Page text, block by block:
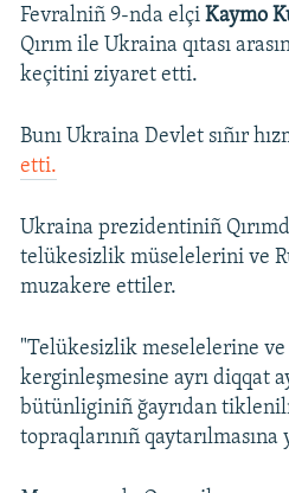
Fevralniñ 9-nda elçiKaymo
Qırım ile Ukraina qıtası
keçitini ziyaret etti.
Bunı Ukraina Devlet sıñır
etti.
Ukraina prezidentiniñ
telükesizlik müselelerini ve
muzakere ettiler.
"Telükesizlik meselelerine
kerginleşmesine ayrı diqqat
bütünliginiñ ğayrıdan
topraqlarınıñ